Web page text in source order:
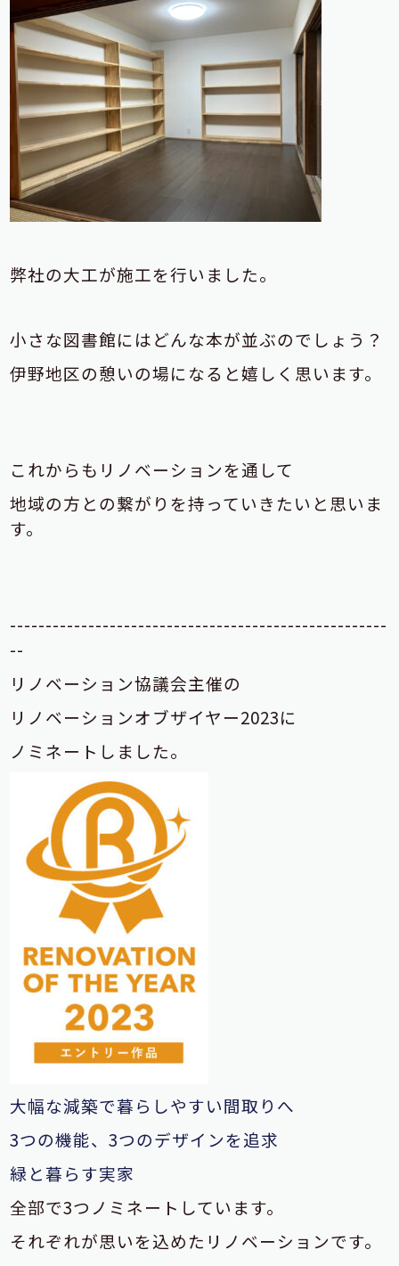
弊社の大工が施工を行いました。
小さな図書館にはどんな本が並ぶのでしょう？
伊野地区の憩いの場になると嬉しく思います。
これからもリノベーションを通して
地域の方との繋がりを持っていきたいと思いま
す。
-----------------------------------------------------
--
リノベーション協議会主催の
リノベーションオブザイヤー2023に
ノミネートしました。
大幅な減築で暮らしやすい間取りへ
3つの機能、3つのデザインを追求
緑と暮らす実家
全部で3つノミネートしています。
それぞれが思いを込めたリノベーションです。